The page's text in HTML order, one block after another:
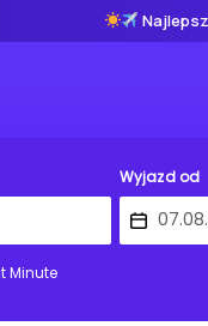
Wyjazd od
Minute